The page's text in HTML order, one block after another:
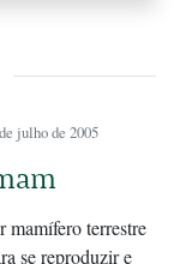
julho de 2005
mamífero terrestre
se reproduzir e